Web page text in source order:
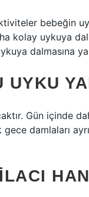
bebeğin
kolay uykuya
dalmasına
UYKU
Gün içinde
damlaları